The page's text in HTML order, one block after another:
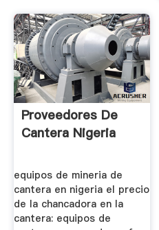
Proveedores De
Cantera Nigeria
equipos de mineria de
cantera en nigeria el precio
de la chancadora en la
cantera: equipos de